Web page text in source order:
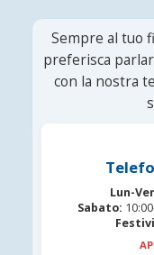
Sempre al tuo
preferisca
con la nostra
Lun-
Sabato: